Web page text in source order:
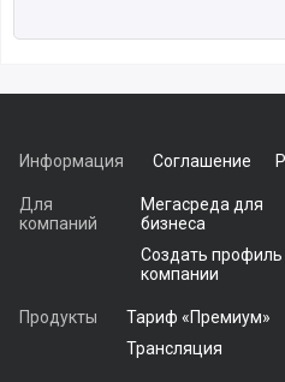
Информация Соглашение
Для
компаний
Мегасреда для
бизнеса
Создать профиль
компании
Продукты Тариф «Премиум»
Трансляция